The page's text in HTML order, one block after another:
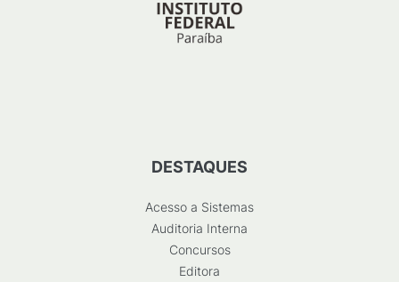
DESTAQUES
Acesso a Sistemas
Auditoria Interna
Concursos
Editora